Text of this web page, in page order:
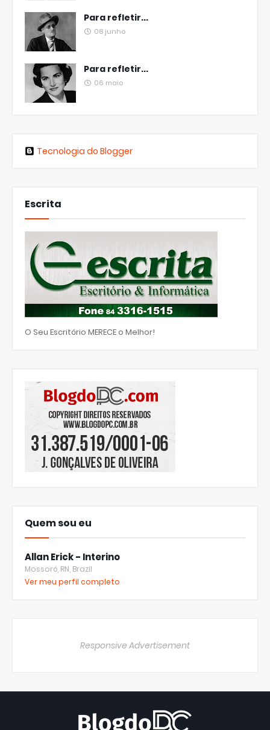
Para refletir...
08 junho
Para refletir...
06 maio
Tecnologia do Blogger
Escrita
O Seu Escritório MERECE o Melhor!
Quem sou eu
Allan Erick - Interino
Mossoró, RN, Brazil
Ver meu perfil completo
Responsive Advertisement